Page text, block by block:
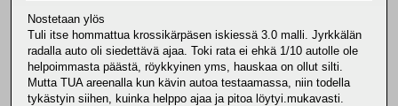
Nostetaan ylös
Tuli itse hommattua krossikärpäsen iskiessä 3.0 malli. Jyrkkälän
radalla auto oli siedettävä ajaa. Toki rata ei ehkä 1/10 autolle ole
helpoimmasta päästä, röykkyinen yms, hauskaa on ollut silti.
Mutta TUA areenalla kun kävin autoa testaamassa, niin todella
tykästyin siihen, kuinka helppo ajaa ja pitoa löytyi.mukavasti.